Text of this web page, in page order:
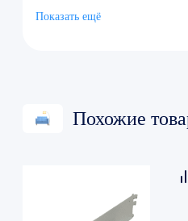
Материал:Металл
Показать ещё
Похожие